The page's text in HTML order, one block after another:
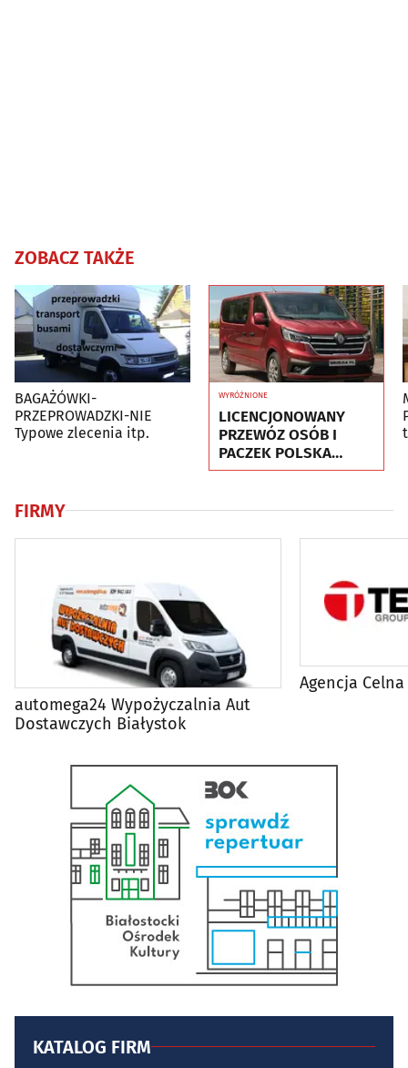
ZOBACZ TAKŻE
BAGAŻÓWKI-
PRZEPROWADZKI-NIE
Typowe zlecenia itp.
WYRÓŻNIONE
LICENCJONOWANY
PRZEWÓZ OSÓB I
PACZEK POLSKA
NIEMCY HOLANDIA
FIRMY
automega24 Wypożyczalnia Aut
Dostawczych Białystok
Agencja
KATALOG FIRM